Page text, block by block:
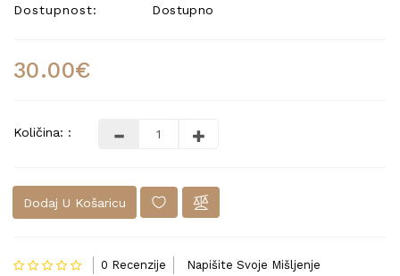
Dostupnost:
Dostupno
30.00€
Količina: :
Dodaj U Košaricu
0 Recenzije Napišite Svoje Mišljenje